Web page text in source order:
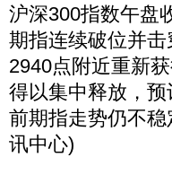
沪深300指数午盘
期指连续破位并
2940点附近重新
得以集中释放，
前期指走势仍不
讯中心)